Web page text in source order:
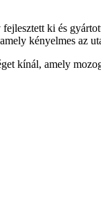
ki és
kényelmes az
kínál, amely